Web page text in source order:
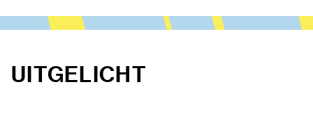
UITGELICHT